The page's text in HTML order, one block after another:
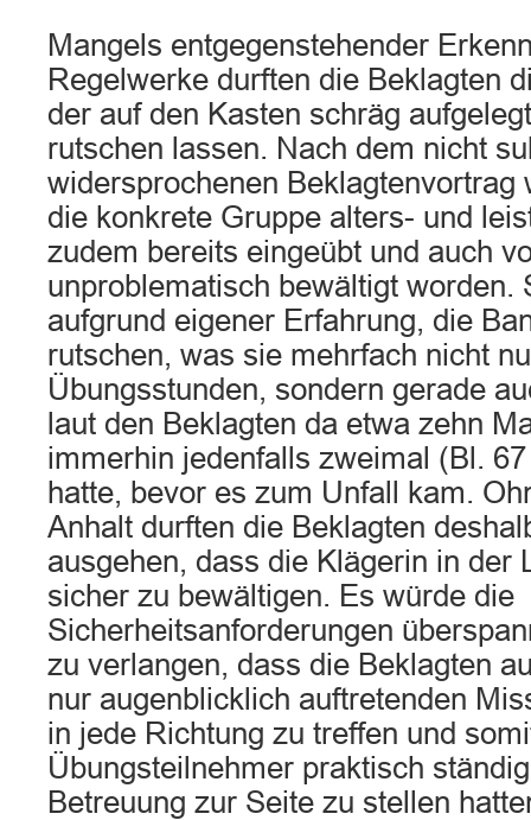
Mangels entgegenstehender
Regelwerke durften die Beklagten
der auf den Kasten schräg
rutschen lassen. Nach dem nicht
widersprochenen Beklagtenvortrag
die konkrete Gruppe alters- und
zudem bereits eingeübt und auch
unproblematisch bewältigt worden.
aufgrund eigener Erfahrung, die
rutschen, was sie mehrfach nicht
Übungsstunden, sondern gerade
laut den Beklagten da etwa zehn
immerhin jedenfalls zweimal (Bl.
hatte, bevor es zum Unfall kam.
Anhalt durften die Beklagten
ausgehen, dass die Klägerin in der
sicher zu bewältigen. Es würde die
Sicherheitsanforderungen
zu verlangen, dass die Beklagten
nur augenblicklich auftretenden
in jede Richtung zu treffen und
Übungsteilnehmer praktisch
Betreuung zur Seite zu stellen